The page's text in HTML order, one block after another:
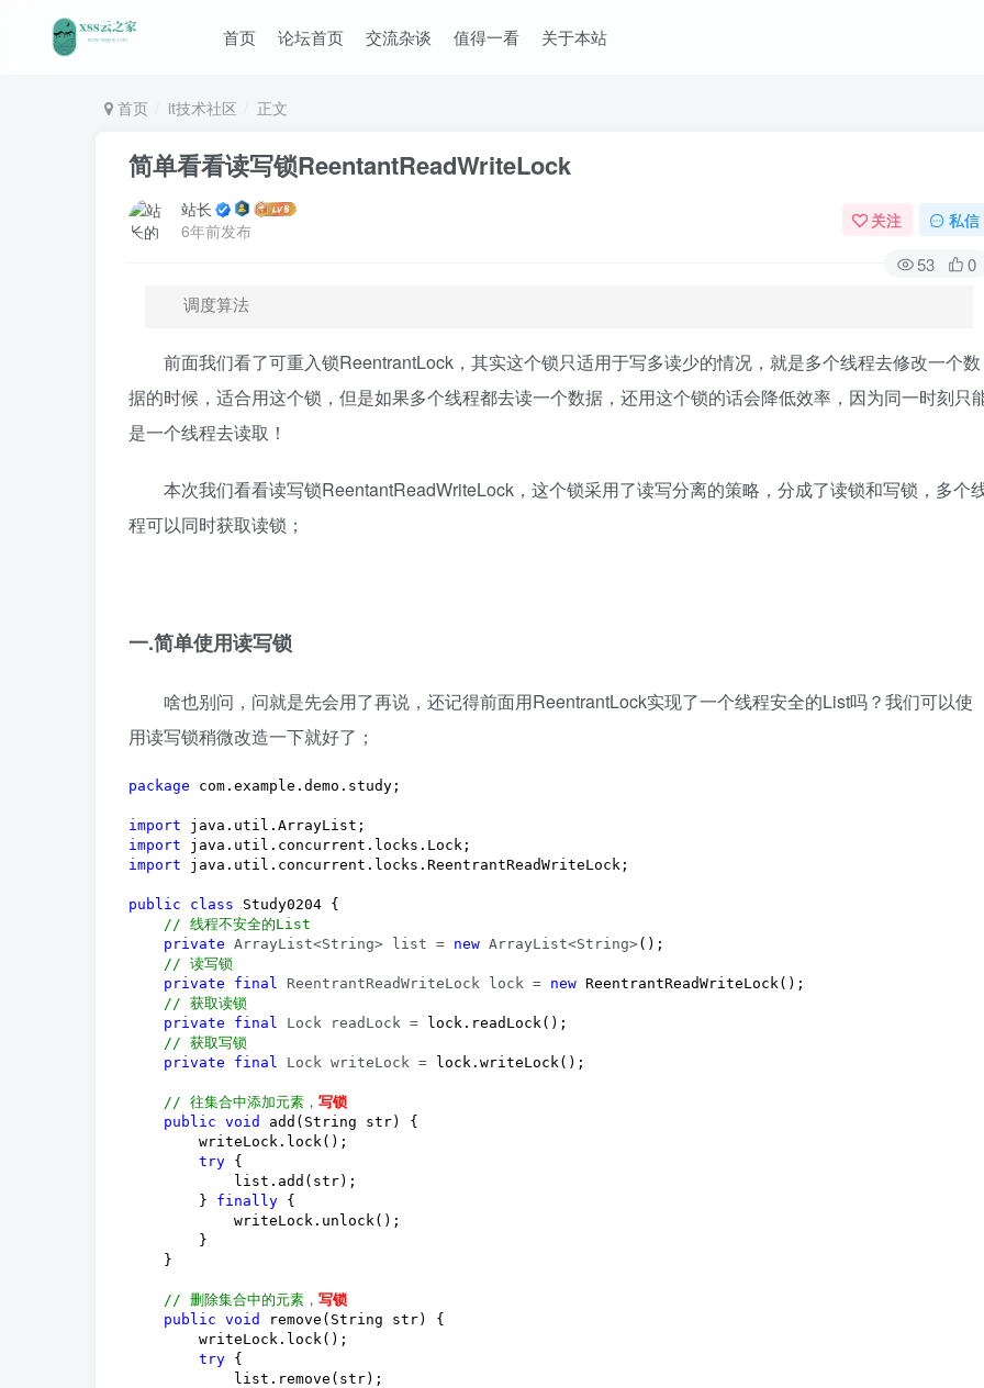
首页 论坛首页 交流杂谈 值得一看 关于本站
首页 it技术社区 正文
简单看看读写锁ReentantReadWriteLock
站长
6年前发布
关注 私信
53
0
调度算法
前面我们看了可重入锁ReentrantLock，其实这个锁只适用于写多读少的情况，就是多个线程去修改一个数
据的时候，适合用这个锁，但是如果多个线程都去读一个数据，还用这个锁的话会降低效率，因为同一时刻只
是一个线程去读取！
本次我们看看读写锁ReentantReadWriteLock，这个锁采用了读写分离的策略，分成了读锁和写锁，多个
程可以同时获取读锁；
一.简单使用读写锁
啥也别问，问就是先会用了再说，还记得前面用ReentrantLock实现了一个线程安全的List吗？我们可以使
用读写锁稍微改造一下就好了；
package com.example.demo.study;
import
import
import java.util.concurrent.locks.ReentrantReadWriteLock;
public class Study0204 {
// 线程不安全的List
private ArrayList<String> list = new ArrayList<String>();
// 读写锁
private
final ReentrantReadWriteLock lock = new ReentrantReadWriteLock();
// 获取读锁
private
final Lock readLock = lock.readLock();
// 获取写锁
private
final Lock writeLock = lock.writeLock();
// 往集合中添加元素， 写锁
public void
add(String str) {
        writeLock.lock();
try {
            list.add(str);
        }
finally {
            writeLock.unlock();
        }
    }
// 删除集合中的元素， 写锁
public void
remove(String str) {
        writeLock.lock();
try {
            list.remove(str);